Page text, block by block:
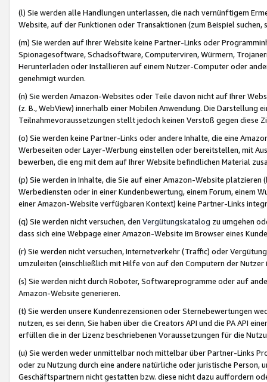
(l) Sie werden alle Handlungen unterlassen, die nach vernünftigem
Website, auf der Funktionen oder Transaktionen (zum Beispiel
(m) Sie werden auf Ihrer Website keine Partner-Links oder
Spionagesoftware, Schadsoftware, Computerviren, Würmern,
Herunterladen oder Installieren auf einem Nutzer-Computer oder
genehmigt wurden.
(n) Sie werden Amazon-Websites oder Teile davon nicht auf Ihrer
(z. B., WebView) innerhalb einer Mobilen Anwendung. Die Darstellung
Teilnahmevoraussetzungen stellt jedoch keinen Verstoß gegen diese
(o) Sie werden keine Partner-Links oder andere Inhalte, die eine
Werbeseiten oder Layer-Werbung einstellen oder bereitstellen, mit
bewerben, die eng mit dem auf Ihrer Website befindlichen Material
(p) Sie werden in Inhalte, die Sie auf einer Amazon-Website
Werbediensten oder in einer Kundenbewertung, einem Forum, einem
einer Amazon-Website verfügbaren Kontext) keine Partner-Links
(q) Sie werden nicht versuchen, den Vergütungskatalog zu umgehen
dass sich eine Webpage einer Amazon-Website im Browser eines
(r) Sie werden nicht versuchen, Internetverkehr (Traffic) oder
umzuleiten (einschließlich mit Hilfe von auf den Computern der
(s) Sie werden nicht durch Roboter, Softwareprogramme oder auf
Amazon-Website generieren.
(t) Sie werden unsere Kundenrezensionen oder Sternebewertungen
nutzen, es sei denn, Sie haben über die Creators API und die PA API
erfüllen die in der Lizenz beschriebenen Voraussetzungen für die
(u) Sie werden weder unmittelbar noch mittelbar über Partner-Links
oder zu Nutzung durch eine andere natürliche oder juristische
Geschäftspartnern nicht gestatten bzw. diese nicht dazu auffordern